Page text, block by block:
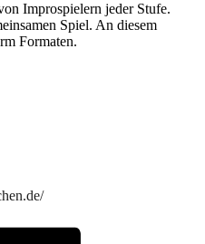
Improspielern jeder Stufe.
Spiel. An diesem
Formaten.